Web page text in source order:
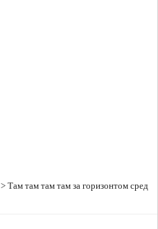
> Там там там там за горизонтом сред